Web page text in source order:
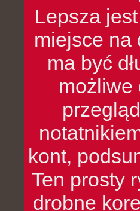
Lepsza
miejsce na
ma być
możliwe
kont,
Ten prosty
drobne